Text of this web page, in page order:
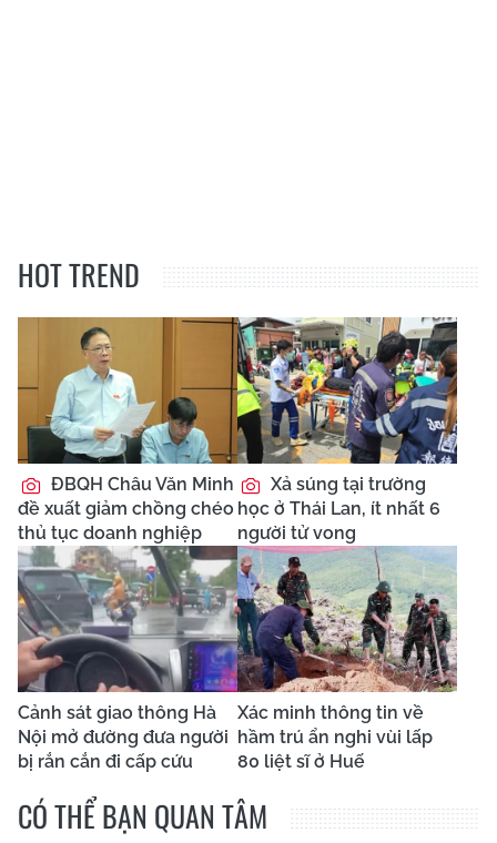
HOT TREND
ĐBQH Châu Văn Minh
đề xuất giảm chồng chéo
thủ tục doanh nghiệp
Xả súng tại trường
học ở Thái Lan, ít nhất 6
người tử vong
Cảnh sát giao thông Hà
Nội mở đường đưa người
bị rắn cắn đi cấp cứu
Xác minh thông tin về
hầm trú ẩn nghi vùi lấp
80 liệt sĩ ở Huế
CÓ THỂ BẠN QUAN TÂM